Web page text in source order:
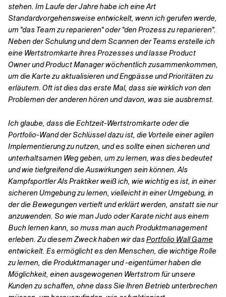
stehen. Im Laufe der Jahre habe ich eine Art
Standardvorgehensweise entwickelt, wenn ich gerufen werde,
um "das Team zu reparieren" oder "den Prozess zu reparieren".
Neben der Schulung und dem Scannen der Teams erstelle ich
eine Wertstromkarte ihres Prozesses und lasse Product
Owner und Product Manager wöchentlich zusammenkommen,
um die Karte zu aktualisieren und Engpässe und Prioritäten zu
erläutern. Oft ist dies das erste Mal, dass sie wirklich von den
Problemen der anderen hören und davon, was sie ausbremst.
Ich glaube, dass die Echtzeit-Wertstromkarte oder die
Portfolio-Wand der Schlüssel dazu ist, die Vorteile einer agilen
Implementierung zu nutzen, und es sollte einen sicheren und
unterhaltsamen Weg geben, um zu lernen, was dies bedeutet
und wie tiefgreifend die Auswirkungen sein können. Als
KampfsportlerAls Praktiker weiß ich, wie wichtig es ist, in einer
sicheren Umgebung zu lernen, vielleicht in einer Umgebung, in
der die Bewegungen vertieft und erklärt werden, anstatt sie nur
anzuwenden. So wie man Judo oder Karate nicht aus einem
Buch lernen kann, so muss man auch Produktmanagement
erleben.Zu diesem Zweck haben wir dasPortfolio Wall Game
entwickelt. Es ermöglicht es den Menschen, die wichtige Rolle
zu lernen, dieProduktmanager und -eigentümer haben die
Möglichkeit, einen ausgewogenen Wertstrom für unsere
Kunden zu schaffen, ohne dass Sie Ihren Betrieb unterbrechen